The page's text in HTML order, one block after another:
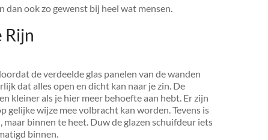
ook zo gewenst bij heel wat mensen.
Rijn
de verdeelde glas panelen van de wanden
dat alles open en dicht kan naar je zin. De
kleiner als je hier meer behoefte aan hebt. Er zijn
gelijke wijze mee volbracht kan worden. Tevens is
binnen te heet. Duw de glazen schuifdeur iets
binnen.